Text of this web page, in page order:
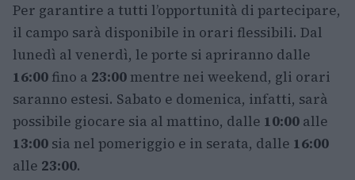
Per garantire a tutti l’opportunità di partecipare,
il campo sarà disponibile in orari flessibili. Dal
lunedì al venerdì, le porte si apriranno dalle
16:00 fino a 23:00 mentre nei weekend, gli orari
saranno estesi. Sabato e domenica, infatti, sarà
possibile giocare sia al mattino, dalle 10:00 alle
13:00 sia nel pomeriggio e in serata, dalle 16:00
alle 23:00.